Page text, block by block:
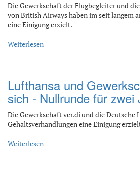
Die Gewerkschaft der Flugbegleiter und
von British Airways haben im seit langem
eine Einigung erzielt.
Weiterlesen
Lufthansa und
sich - Nullrunde für zwei
Die Gewerkschaft ver.di und die Deutsche
Gehaltsverhandlungen eine Einigung
Weiterlesen